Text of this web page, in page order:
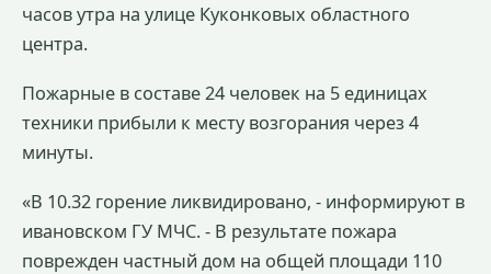
часов утра на улице Куконковых областного
центра.
Пожарные в составе 24 человек на 5 единицах
техники прибыли к месту возгорания через 4
минуты.
«В 10.32 горение ликвидировано, - информируют в
ивановском ГУ МЧС. - В результате пожара
поврежден частный дом на общей площади 110